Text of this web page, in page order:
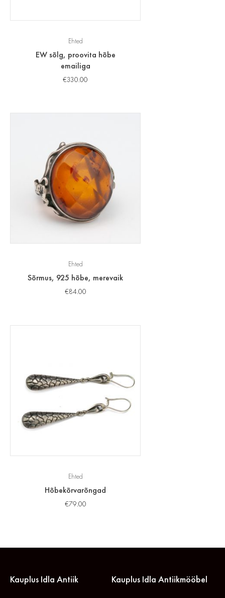
Ehted
EW sõlg, proovita hõbe
emailiga
€330.00
Ehted
Sõrmus, 925 hõbe, merevaik
€84.00
Ehted
Hõbekõrvarõngad
€79.00
Kauplus Idla Antiik Kauplus Idla Antiikmööbel